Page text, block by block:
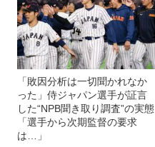
「敗因分析は一切聞かれなか
った」侍ジャパン選手が証言
した“NPB聞き取り調査”の実態
「選手から次期監督の要求
は…」